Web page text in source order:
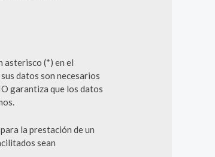
asterisco (*) en el
datos son necesarios
garantiza que los datos
la prestación de un
sean